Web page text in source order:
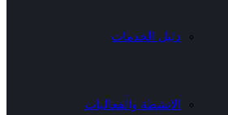
دليل الخدمات
الانشطة والفعاليات